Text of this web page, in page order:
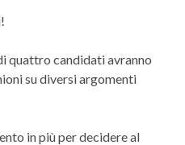
quattro candidati avranno
su diversi argomenti
in più per decidere al